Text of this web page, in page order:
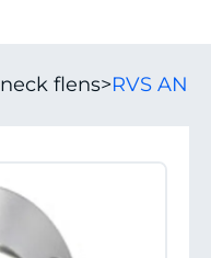
flens>RVS